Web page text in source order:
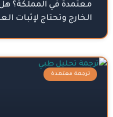
معتمدة في المملكة؟
الخارج وتحتاج لإثبات
ترجمة معتمدة